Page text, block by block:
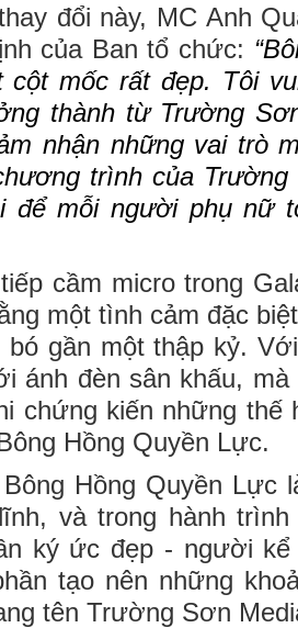
đổi này, MC Anh
của Ban tổ chức:
cột mốc rất đẹp. Tôi
thành từ Trường
nhận những vai trò
trình của
để mỗi người phụ nữ
cầm micro trong
một tình cảm đặc
bó gần một thập kỷ.
ánh đèn sân khấu,
chứng kiến những thế
Hồng Quyền Lực.
Hồng Quyền Lực
và trong hành
ký ức đẹp - người kể
tạo nên những
tên Trường Sơn